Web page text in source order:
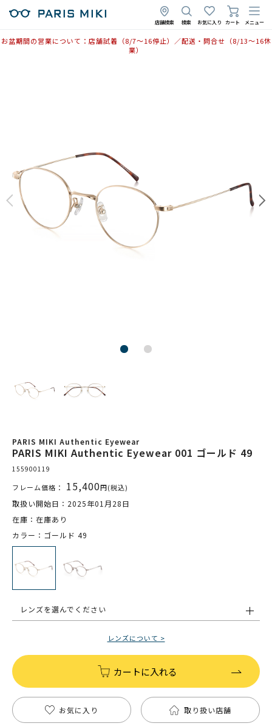
店舗検索 検索 お気に入り カート メニュー
お盆期間の営業について：店舗試着（8/7〜16停止）／配送・問合せ（8/13〜16休
業）
PARIS MIKI Authentic Eyewear
PARIS MIKI Authentic Eyewear 001 ゴールド 49
155900119
フレーム価格： 15,400円(税込)
取扱い開始日：2025年01月28日
在庫：在庫あり
カラー：ゴールド 49
レンズを選んでください
レンズについて >
カートに入れる
お気に入り 取り扱い店舗